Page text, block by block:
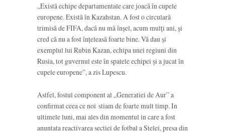
„Există echipe departamentale care joacă în cupele
europene. Există în Kazahstan. A fost o circulară
trimisă de FIFA, dacă nu mă înșel, acum mulți ani, și
cred că nu a fost înțeleasă foarte bine.Vă dau și
exemplul lui Rubin Kazan, echipa unei regiuni din
Rusia, tot guvernul este în spatele echipei și a jucat în
cupele europene”, a zis Lupescu.
Astfel, fostul component al „Generatiei de Aur” a
confirmat ceea ce noi stiam de foarte mult timp. In
ultimele luni, mai ales din momentul in care a fost
anuntata reactivarea sectiei de fotbal a Stelei, presa din